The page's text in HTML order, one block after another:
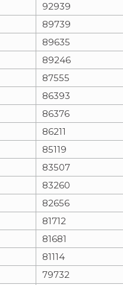
92939
89739
89635
89246
87555
86393
86376
86211
85119
83507
83260
82656
81712
81681
81114
79732